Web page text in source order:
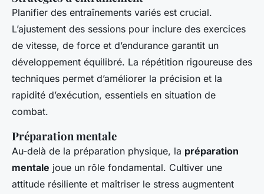
Planifier des entraînements variés est crucial.
L’ajustement des sessions pour inclure des exercices
de vitesse, de force et d’endurance garantit un
développement équilibré. La répétition rigoureuse des
techniques permet d’améliorer la précision et la
rapidité d’exécution, essentiels en situation de
combat.
Préparation mentale
Au-delà de la préparation physique, la préparation
mentale joue un rôle fondamental. Cultiver une
attitude résiliente et maîtriser le stress augmentent